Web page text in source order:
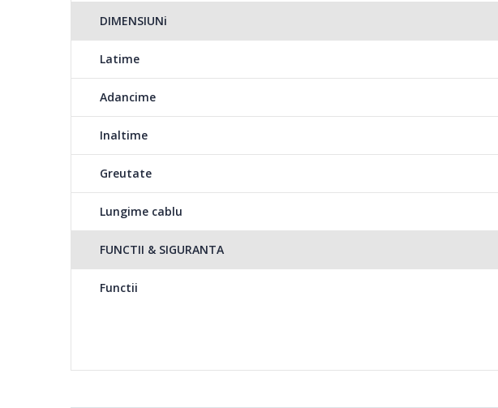
DIMENSIUNi
Latime
Adancime
Inaltime
Greutate
Lungime cablu
FUNCTII & SIGURANTA
Functii